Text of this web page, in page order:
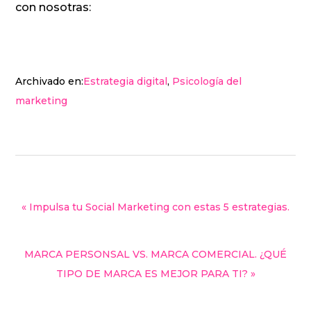
con nosotras:
Archivado en:Estrategia digital, Psicología del
marketing
« Impulsa tu Social Marketing con estas 5 estrategias.
MARCA PERSONSAL VS. MARCA COMERCIAL. ¿QUÉ
TIPO DE MARCA ES MEJOR PARA TI? »